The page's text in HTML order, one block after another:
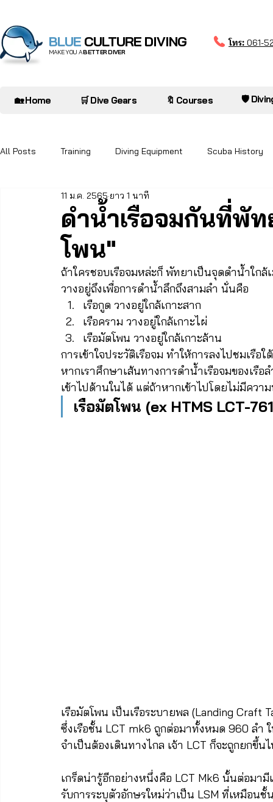
BLUE CULTURE DIVING
MAKE YOU ABETTER DIVER
โทร: 061-
🏡 Home 🛒 Dive Gears 🔖 Courses 🛡️
All Posts Training Diving Equipment Scuba History
Diver to Diver Oceanarium
ดำน้ำเรือจมกันที่พั
โพน"
11 ม.ค. 2565 ยาว 1 นาที
ถ้าใครชอบเรือจมหล่ะก็ พัทยาเป็นจุดดำน้ำใก
วางอยู่ถึงเพื่อการดำน้ำลึกถึงสามลำ นั่นคือ
เรือกูด วางอยู่ใกล้เกาะสาก
เรือคราม วางอยู่ใกล้เกาะไผ่
เรือมัตโพน วางอยู่ใกล้เกาะล้าน
การเข้าใจประวัติเรือจม ทำให้การลงไปชมเ
หากเราศึกษาเส้นทางการดำน้ำเรือจมของเรื
เข้าไปด้านในได้ แต่ถ้าหากเข้าไปโดยไม่มีควา
เรือมัตโพน (ex HTMS LCT-
เรือมัตโพน เป็นเรือระบายพล (Landing
ซึ่งเรือชั้น LCT mk6 ถูกต่อมาทั้งหมด 960 ลำ
จำเป็นต้องเดินทางไกล เจ้า LCT ก็จะถูกยกขึ้
เกร็ดน่ารู้อีกอย่างหนึ่งคือ LCT Mk6 นั้นต่อมา
รับการระบุตัวอักษรใหม่ว่าเป็น LSM ที่เหมือนชั้